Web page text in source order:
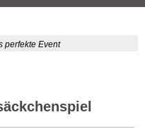
perfekte Event